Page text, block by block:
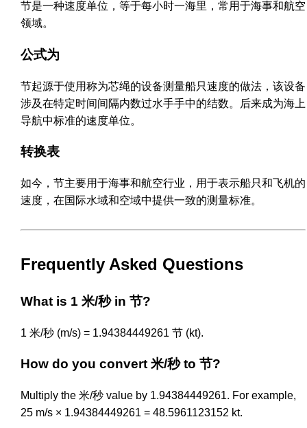
节是一种速度单位，等于每小时一海里，常用于海事和航空
领域。
公式为
节起源于使用称为芯绳的设备测量船只速度的做法，该设备
涉及在特定时间间隔内数过水手手中的结数。后来成为海上
导航中标准的速度单位。
转换表
如今，节主要用于海事和航空行业，用于表示船只和飞机的
速度，在国际水域和空域中提供一致的测量标准。
Frequently Asked Questions
What is 1 米/秒 in 节?
1 米/秒 (m/s) = 1.94384449261 节 (kt).
How do you convert 米/秒 to 节?
Multiply the 米/秒 value by 1.94384449261. For example,
25 m/s × 1.94384449261 = 48.5961123152 kt.